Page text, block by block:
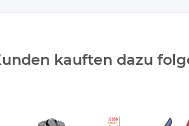
kauften dazu